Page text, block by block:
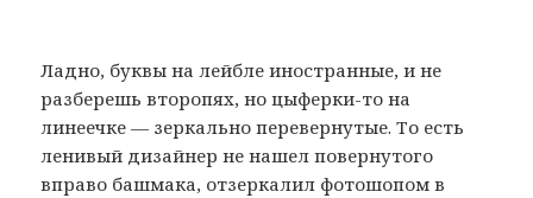
Ладно, буквы на лейбле иностранные, и не
разберешь второпях, но цыферки-то на
линеечке — зеркально перевернутые. То есть
ленивый дизайнер не нашел повернутого
вправо башмака, отзеркалил фотошопом в